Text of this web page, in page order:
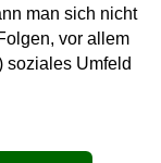
man sich nicht
vor allem
soziales Umfeld